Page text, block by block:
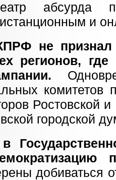
абсурда
и
не признал
регионов,
комитетов
Ростовской
городской
добиваться